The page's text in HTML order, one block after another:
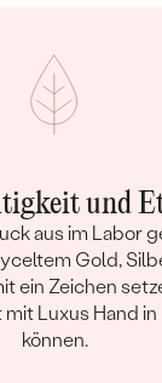
und
aus im Labor
Gold,
ein Zeichen
Luxus Hand
können.